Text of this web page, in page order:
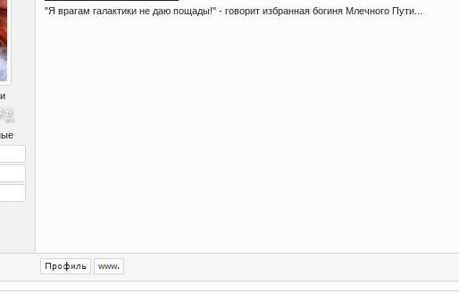
"Я врагам галактики не даю пощады!" - говорит избранная богиня Млечного Пути...